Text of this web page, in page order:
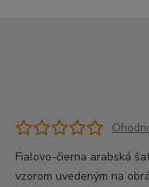
Fialovo-čierna arabská
vzorom uvedeným na